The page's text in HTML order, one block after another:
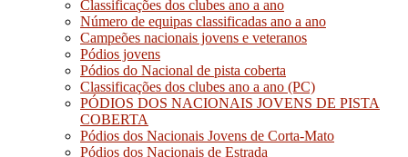
Classificações dos clubes ano a ano
Número de equipas classificadas ano a ano
Campeões nacionais jovens e veteranos
Pódios jovens
Pódios do Nacional de pista coberta
Classificações dos clubes ano a ano (PC)
PÓDIOS DOS NACIONAIS JOVENS DE PISTA
COBERTA
Pódios dos Nacionais Jovens de Corta-Mato
Pódios dos Nacionais de Estrada